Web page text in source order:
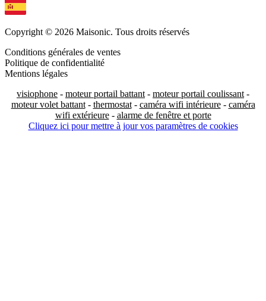
Copyright © 2026 Maisonic. Tous droits réservés
Conditions générales de ventes
Politique de confidentialité
Mentions légales
visiophone - moteur portail battant - moteur portail coulissant -
moteur volet battant- thermostat- caméra wifi intérieure- caméra
wifi extérieure- alarme de fenêtre et porte
Cliquez ici pour mettre à jour vos paramètres de cookies